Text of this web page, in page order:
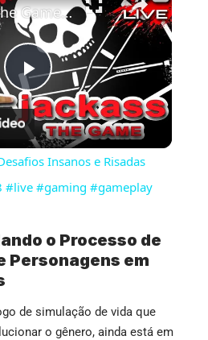
Play
Video
Jackass: The Game - Desafios Insanos e Risadas Sem Limites! #parte8 #live #gaming #gameplay
Insanos e Risadas
#live #gaming #gameplay
o Processo de
Personagens em
de simulação de vida que
o gênero, ainda está em